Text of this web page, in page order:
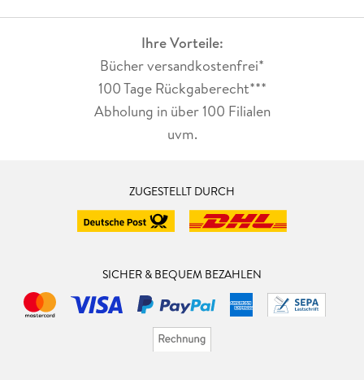
Ihre Vorteile:
Bücher versandkostenfrei*
100 Tage Rückgaberecht***
Abholung in über 100 Filialen
uvm.
ZUGESTELLT DURCH
SICHER & BEQUEM BEZAHLEN